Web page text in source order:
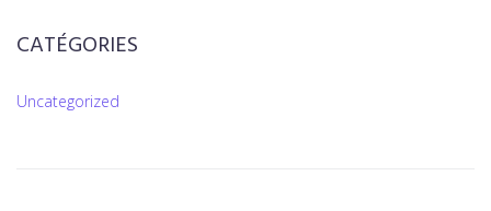
CATÉGORIES
Uncategorized